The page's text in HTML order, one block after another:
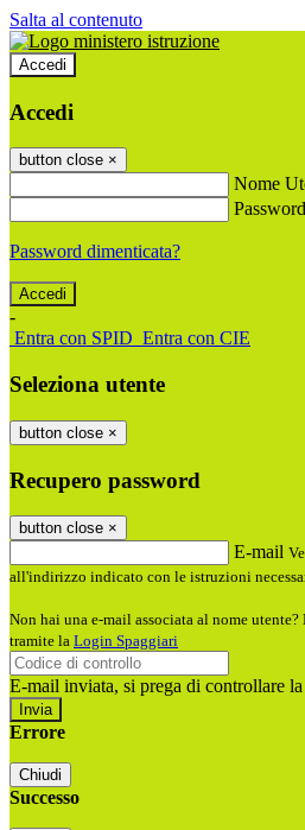
Salta al contenuto
Accedi
Accedi
button close ×
Nome
Password
Password dimenticata?
-
Entra con SPID Entra con CIE
Seleziona utente
button close ×
Recupero password
button close ×
E-mail
all'indirizzo indicato con le istruzioni
Non hai una e-mail associata al nome
tramite la Login Spaggiari
E-mail inviata, si prega di controllare
Errore
Chiudi
Successo